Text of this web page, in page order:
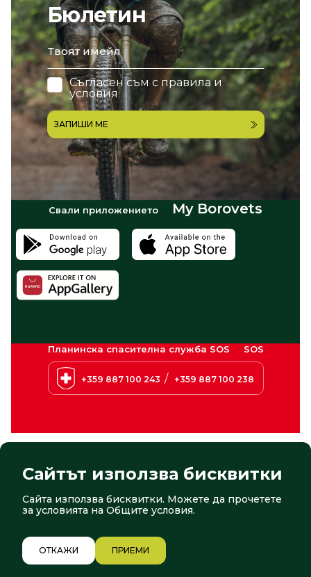
Бюлетин
email
Съгласен съм с правила и
условия
ЗАПИШИ МЕ
Свали приложението My Borovets
Планинска спасителна служба SOS SOS
+359 887 100 243 / +359 887 100 238
© 2026 Боровец. Всички права запазени Сайт от:СтудиоХ
2/12
Сайтът използва бисквитки
Сайта използва бисквитки. Можете да прочетете
за условията на Общите условия.
ОТКАЖИ ПРИЕМИ